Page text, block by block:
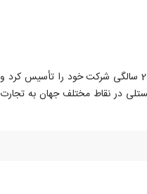
دنیل پریستلی، کارآفرین و نویسنده ای آمریکایی است. او در 21 سالگی شرکت خود را تأسیس کرد و
در نقاط مختلف جهان به تجارت